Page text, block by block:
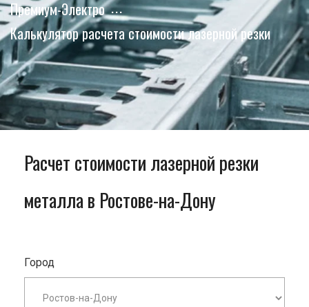
Премиум-Электро
Калькулятор расчета стоимости лазерной резки
Расчет стоимости лазерной резки
металла в Ростове-на-Дону
Город